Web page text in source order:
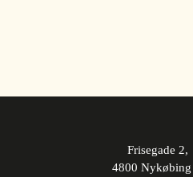
Frisegade 2,
4800 Nykøbing